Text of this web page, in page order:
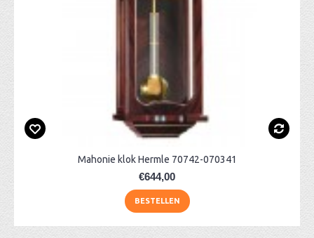
Mahonie klok Hermle 70742-070341
€644,00
BESTELLEN